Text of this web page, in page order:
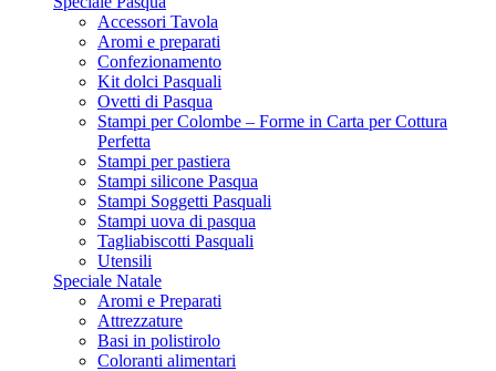
Accessori Tavola
Aromi e preparati
Confezionamento
Kit dolci Pasquali
Ovetti di Pasqua
Stampi per Colombe – Forme in Carta per Cottura
Perfetta
Stampi per pastiera
Stampi silicone Pasqua
Stampi Soggetti Pasquali
Stampi uova di pasqua
Tagliabiscotti Pasquali
Utensili
Speciale Natale
Aromi e Preparati
Attrezzature
Basi in polistirolo
Coloranti alimentari